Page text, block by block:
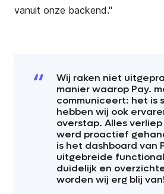
vanuit onze backend."
Wij raken niet
manier waarop Pay.
communiceert: het is
hebben wij ook
overstap. Alles
werd proactief
is het dashboard van
uitgebreide
duidelijk en
worden wij erg blij van!